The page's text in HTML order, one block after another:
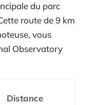
du parc
route de 9 km
vous
Observatory
Distance